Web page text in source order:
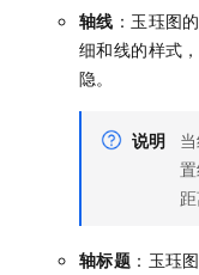
轴线 ：玉珏图
细和线的样式
隐。
说明
距
轴标题 ：玉珏